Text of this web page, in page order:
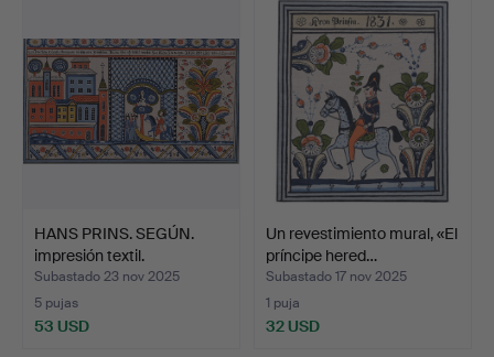
HANS PRINS. SEGÚN.
impresión textil.
Subastado 23 nov 2025
5 pujas
53 USD
Un revestimiento mural, «El
príncipe hered…
Subastado 17 nov 2025
1 puja
32 USD